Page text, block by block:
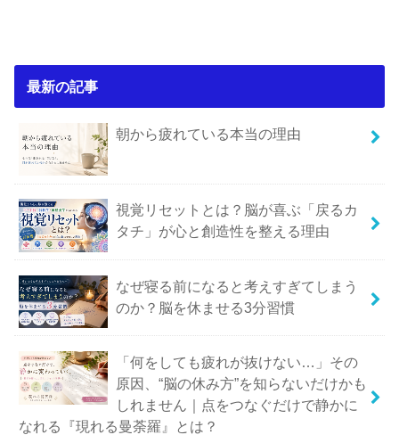
最新の記事
朝から疲れている本当の理由
視覚リセットとは？脳が喜ぶ「戻るカ
タチ」が心と創造性を整える理由
なぜ寝る前になると考えすぎてしまう
のか？脳を休ませる3分習慣
「何をしても疲れが抜けない…」その
原因、“脳の休み方”を知らないだけかも
しれません｜点をつなぐだけで静かに
なれる『現れる曼荼羅』とは？